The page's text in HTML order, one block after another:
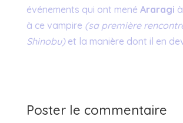
événements qui ont mené Araragi
à ce vampire (sa première
Shinobu)et la manière dont il en
Poster le commentaire